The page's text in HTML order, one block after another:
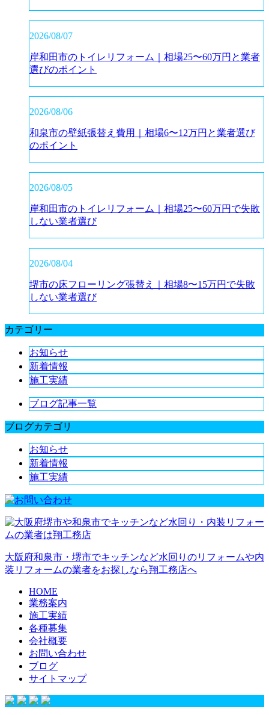
2026/08/07
岸和田市のトイレリフォーム｜相場25〜60万円と業者
選びのポイント
2026/08/06
和泉市の壁紙張替え費用｜相場6〜12万円と業者選び
のポイント
2026/08/05
岸和田市のトイレリフォーム｜相場25〜60万円で失敗
しない業者選び
2026/08/04
堺市の床フローリング張替え｜相場8〜15万円で失敗
しない業者選び
カテゴリー
お知らせ
新着情報
施工実績
ブログ記事一覧
ブログカテゴリ
お知らせ
新着情報
施工実績
大阪府和泉市・堺市でキッチンなど水回りのリフォームや内
装リフォームの業者をお探しなら翔工務店へ
HOME
業務案内
施工実績
各種募集
会社概要
お問い合わせ
ブログ
サイトマップ